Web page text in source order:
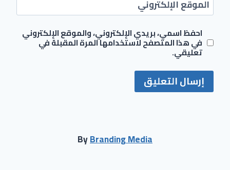
الموقع الإلكتروني
احفظ اسمي، بريدي الإلكتروني، والموقع الإلكتروني
في هذا المتصفح لاستخدامها المرة المقبلة في
تعليقي.
ByBranding Media